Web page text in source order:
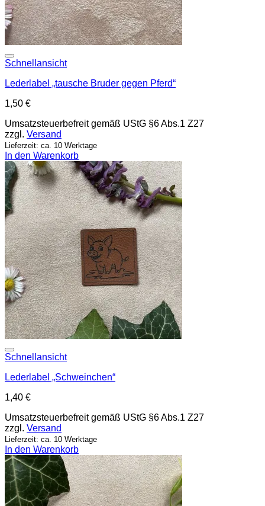
Schnellansicht
Lederlabel „tausche Bruder gegen Pferd“
1,50 €
Umsatzsteuerbefreit gemäß UStG §6 Abs.1 Z27
zzgl. Versand
Lieferzeit: ca. 10 Werktage
In den Warenkorb
Schnellansicht
Lederlabel „Schweinchen“
1,40 €
Umsatzsteuerbefreit gemäß UStG §6 Abs.1 Z27
zzgl. Versand
Lieferzeit: ca. 10 Werktage
In den Warenkorb